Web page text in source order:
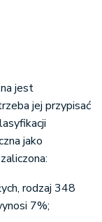
jest
jej przypisać
jako
rodzaj 348
7%;